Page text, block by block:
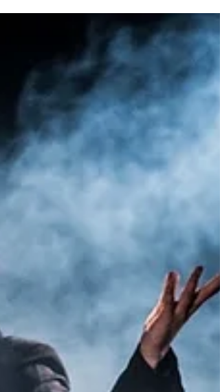
Magyar Művek Szemléje 2019. -
Felhívás
A Magyar Szín-Játékos Szövetség idén is meghirdeti a
Magyar Művek Szemléjét, melyre szeretettel várjuk
minden olyan csapat jelentkezését,...